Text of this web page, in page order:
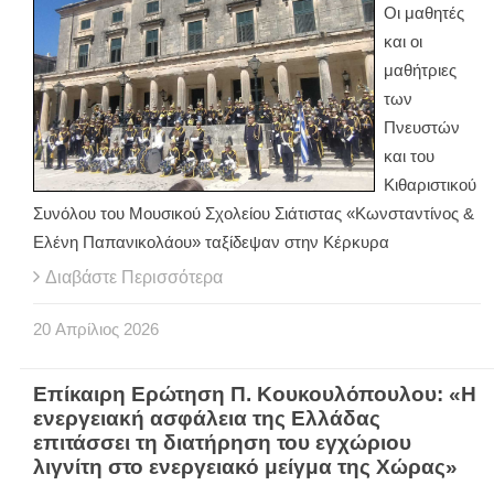
Οι μαθητές
και οι
μαθήτριες
των
Πνευστών
και του
Κιθαριστικού
Συνόλου του Μουσικού Σχολείου Σιάτιστας «Κωνσταντίνος &
Ελένη Παπανικολάου» ταξίδεψαν στην Κέρκυρα
Διαβάστε Περισσότερα
20 Απρίλιος 2026
Επίκαιρη Ερώτηση Π. Κουκουλόπουλου: «Η
ενεργειακή ασφάλεια της Ελλάδας
επιτάσσει τη διατήρηση του εγχώριου
λιγνίτη στο ενεργειακό μείγμα της Χώρας»